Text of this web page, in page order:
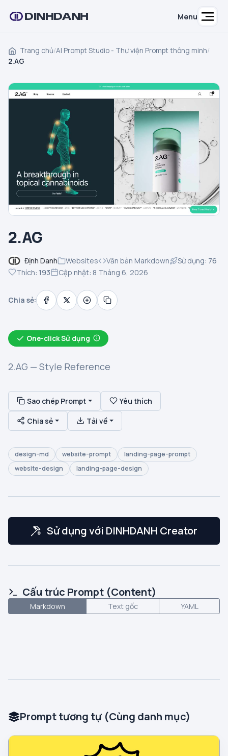
DINHDANH Menu
Trang chủ/AI Prompt Studio - Thư viện Prompt thông minh/
2.AG
2.AG
Định Danh Websites Văn bản Markdown Sử dụng: 76
Thích: 193 Cập nhật: 8 Tháng 6, 2026
Chia sẻ:
One-click Sử dụng
2.AG — Style Reference
Sao chép Prompt Yêu thích
Chia sẻ Tải về
design-md website-prompt
landing-page-prompt
website-design
landing-page-design
Sử dụng với DINHDANH Creator
Cấu trúc Prompt (Content)
Markdown Text gốc YAML
Prompt tương tự (Cùng danh mục)